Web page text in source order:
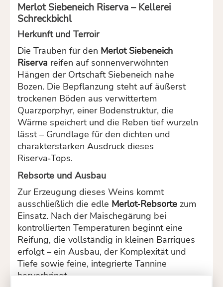
Merlot Siebeneich Riserva – Kellerei
Schreckbichl
Herkunft und Terroir
Die Trauben für den Merlot Siebeneich
Riserva reifen auf sonnenverwöhnten
Hängen der Ortschaft Siebeneich nahe
Bozen. Die Bepflanzung steht auf äußerst
trockenen Böden aus verwittertem
Quarzporphyr, einer Bodenstruktur, die
Wärme speichert und die Reben tief wurzeln
lässt – Grundlage für den dichten und
charakterstarken Ausdruck dieses
Riserva‑Tops.
Rebsorte und Ausbau
Zur Erzeugung dieses Weins kommt
ausschließlich die edle Merlot‑Rebsorte zum
Einsatz. Nach der Maischegärung bei
kontrollierten Temperaturen beginnt eine
Reifung, die vollständig in kleinen Barriques
erfolgt – ein Ausbau, der Komplexität und
Tiefe sowie feine, integrierte Tannine
hervorbringt.